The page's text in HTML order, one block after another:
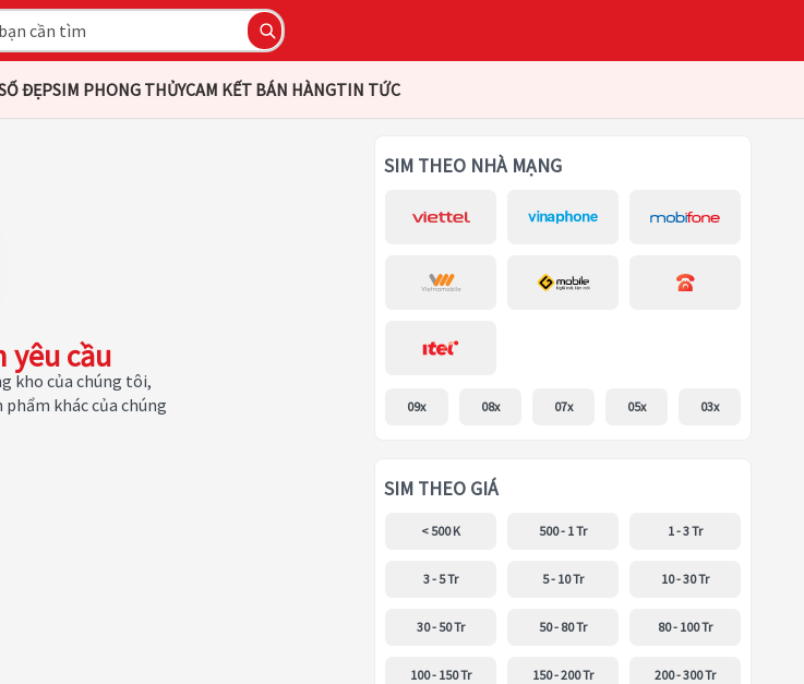
ĐẸPSIM PHONG THỦYCAM KẾT BÁN HÀNGTIN TỨC
yêu cầu
kho của chúng tôi,
khác của chúng
SIM THEO NHÀ MẠNG
09x 08x 07x 05x 03x
SIM THEO GIÁ
< 500 K 500 - 1 Tr 1 - 3 Tr
3 - 5 Tr 5 - 10 Tr 10 - 30 Tr
30 - 50 Tr 50 - 80 Tr 80 - 100 Tr
100 - 150 Tr 150 - 200 Tr 200 - 300 Tr